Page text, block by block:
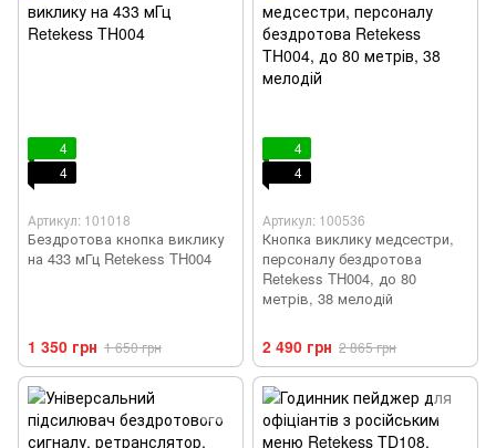
4
4
Артикул: 101018
Бездротова кнопка виклику
на 433 мГц Retekess TH004
1 350 грн 1 650 грн
4
4
Артикул: 100536
Кнопка виклику медсестри,
персоналу бездротова
Retekess TH004, до 80
метрів, 38 мелодій
2 490 грн 2 865 грн